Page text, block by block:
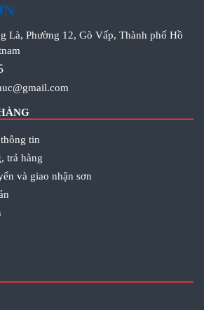
Là, Phường 12, Gò Vấp, Thành phố Hồ
tin
trả hàng
và giao nhận sơn